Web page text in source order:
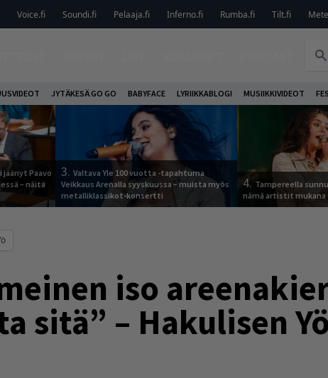
Voice.fi Soundi.fi Pelaaja.fi Inferno.fi Rumba.fi Tilt.fi
JYTÄKESÄ GO GO BABYFACE LYRIIKKABLOGI MUSIIKKIVIDEOT
Paavo
– näitä
3. Valtava Yle 100 vuotta -tapahtuma
Veikkaus Arenalla syyskuussa – muista myös
metalliklassikot-konsertti
4. Tampereella
nämä artistit mukana
iso
sitä” – Hakulisen